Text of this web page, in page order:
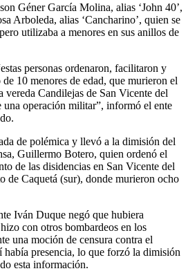
Géner García Molina, alias ‘John 40’,
Arboleda, alias ‘Cancharino’, quien se
utilizaba a menores en sus anillos de
personas ordenaron, facilitaron y
10 menores de edad, que murieron el
vereda Candilejas de San Vicente del
una operación militar”, informó el ente
de polémica y llevó a la dimisión del
Guillermo Botero, quien ordenó el
de las disidencias en San Vicente del
de Caquetá (sur), donde murieron ocho
Iván Duque negó que hubiera
con otros bombardeos en los
una moción de censura contra el
había presencia, lo que forzó la dimisión
esta información.